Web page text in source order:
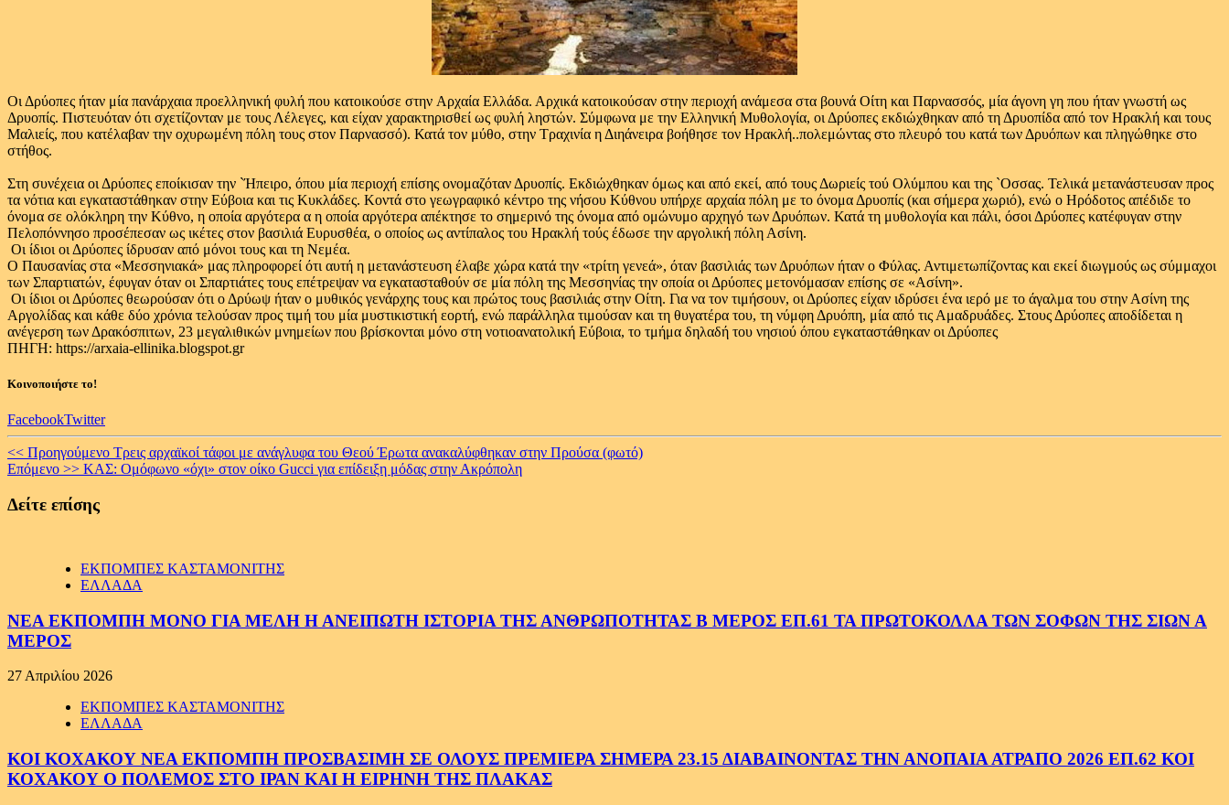
Οι Δρύοπες ήταν μία πανάρχαια προελληνική φυλή που κατοικούσε στην Aρχαία Ελλάδα. Αρχικά κατοικούσαν στην περιοχή ανάμεσα στα βουνά Οίτη και Παρνασσός, μία άγονη γη που ήταν γνωστή ως
Δρυοπίς. Πιστευόταν ότι σχετίζονταν με τους Λέλεγες, και είχαν χαρακτηρισθεί ως φυλή ληστών. Σύμφωνα με την Ελληνική Μυθολογία, οι Δρύοπες εκδιώχθηκαν από τη Δρυοπίδα από τον Ηρακλή και τους
Μαλιείς, που κατέλαβαν την οχυρωμένη πόλη τους στον Παρνασσό). Κατά τον μύθο, στην Τραχινία η Διηάνειρα βοήθησε τον Ηρακλή..πολεμώντας στο πλευρό του κατά των Δρυόπων και πληγώθηκε στο
στήθος.
Στη συνέχεια οι Δρύοπες εποίκισαν την `Ήπειρο, όπου μία περιοχή επίσης ονομαζόταν Δρυοπίς. Εκδιώχθηκαν όμως και από εκεί, από τους Δωριείς τού Ολύμπου και της `Οσσας. Τελικά μετανάστευσαν προς
τα νότια και εγκαταστάθηκαν στην Εύβοια και τις Κυκλάδες. Κοντά στο γεωγραφικό κέντρο της νήσου Κύθνου υπήρχε αρχαία πόλη με το όνομα Δρυοπίς (και σήμερα χωριό), ενώ ο Ηρόδοτος απέδιδε το
όνομα σε ολόκληρη την Κύθνο, η οποία αργότερα α η οποία αργότερα απέκτησε το σημερινό της όνομα από ομώνυμο αρχηγό των Δρυόπων. Κατά τη μυθολογία και πάλι, όσοι Δρύοπες κατέφυγαν στην
Πελοπόννησο προσέπεσαν ως ικέτες στον βασιλιά Ευρυσθέα, ο οποίος ως αντίπαλος του Ηρακλή τούς έδωσε την αργολική πόλη Ασίνη.
Οι ίδιοι οι Δρύοπες ίδρυσαν από μόνοι τους και τη Νεμέα.
Ο Παυσανίας στα «Μεσσηνιακά» μας πληροφορεί ότι αυτή η μετανάστευση έλαβε χώρα κατά την «τρίτη γενεά», όταν βασιλιάς των Δρυόπων ήταν ο Φύλας. Αντιμετωπίζοντας και εκεί διωγμούς ως σύμμαχοι
των Σπαρτιατών, έφυγαν όταν οι Σπαρτιάτες τους επέτρεψαν να εγκατασταθούν σε μία πόλη της Μεσσηνίας την οποία οι Δρύοπες μετονόμασαν επίσης σε «Ασίνη».
Οι ίδιοι οι Δρύοπες θεωρούσαν ότι ο Δρύωψ ήταν ο μυθικός γενάρχης τους και πρώτος τους βασιλιάς στην Οίτη. Για να τον τιμήσουν, οι Δρύοπες είχαν ιδρύσει ένα ιερό με το άγαλμα του στην Ασίνη της
Αργολίδας και κάθε δύο χρόνια τελούσαν προς τιμή του μία μυστικιστική εορτή, ενώ παράλληλα τιμούσαν και τη θυγατέρα του, τη νύμφη Δρυόπη, μία από τις Αμαδρυάδες. Στους Δρύοπες αποδίδεται η
ανέγερση των Δρακόσπιτων, 23 μεγαλιθικών μνημείων που βρίσκονται μόνο στη νοτιοανατολική Εύβοια, το τμήμα δηλαδή του νησιού όπου εγκαταστάθηκαν οι Δρύοπες
ΠΗΓΗ: https://arxaia-ellinika.blogspot.gr
Κοινοποιήστε το!
FacebookTwitter
Continue
Reading
<< Προηγούμενο Τρεις αρχαϊκοί τάφοι με ανάγλυφα του Θεού Έρωτα ανακαλύφθηκαν στην Προύσα (φωτό)
Επόμενο >> ΚΑΣ: Ομόφωνο «όχι» στον οίκο Gucci για επίδειξη μόδας στην Ακρόπολη
Δείτε επίσης
ΕΚΠΟΜΠΕΣ ΚΑΣΤΑΜΟΝΙΤΗΣ
ΕΛΛΑΔΑ
ΝΕΑ ΕΚΠΟΜΠΗ ΜΟΝΟ ΓΙΑ ΜΕΛΗ Η ΑΝΕΙΠΩΤΗ ΙΣΤΟΡΙΑ ΤΗΣ ΑΝΘΡΩΠΟΤΗΤΑΣ Β ΜΕΡΟΣ ΕΠ.61 ΤΑ ΠΡΩΤΟΚΟΛΛΑ ΤΩΝ ΣΟΦΩΝ ΤΗΣ ΣΙΩΝ Α
ΜΕΡΟΣ
27 Απριλίου 2026
ΕΚΠΟΜΠΕΣ ΚΑΣΤΑΜΟΝΙΤΗΣ
ΕΛΛΑΔΑ
ΚΟΙ ΚΟΧΑΚΟΥ ΝΕΑ ΕΚΠΟΜΠΗ ΠΡΟΣΒΑΣΙΜΗ ΣΕ ΟΛΟΥΣ ΠΡΕΜΙΕΡΑ ΣΗΜΕΡΑ 23.15 ΔΙΑΒΑΙΝΟΝΤΑΣ ΤΗΝ ΑΝΟΠΑΙΑ ΑΤΡΑΠΟ 2026 ΕΠ.62 ΚΟΙ
ΚΟΧΑΚΟΥ Ο ΠΟΛΕΜΟΣ ΣΤΟ ΙΡΑΝ ΚΑΙ Η ΕΙΡΗΝΗ ΤΗΣ ΠΛΑΚΑΣ